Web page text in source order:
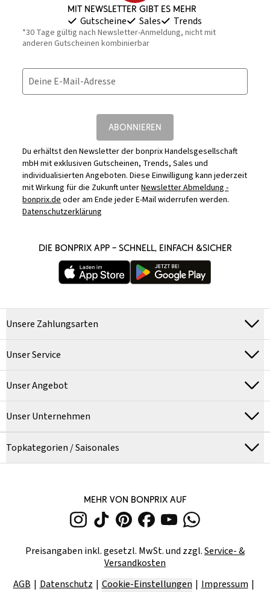
Mit Newsletter gibt es mehr
Gutscheine Sales Trends
*30 Tage gültig nach Newsletter-Anmeldung, nicht mit
anderen Gutscheinen kombinierbar
Deine E-Mail-Adresse
ABONNIEREN
Du erhältst den Newsletter der bonprix Handelsgesellschaft
mbH mit exklusiven Gutscheinen, Trends, Sales und
individualisierten Angeboten. Diese Einwilligung kann jederzeit
mit Wirkung für die Zukunft unterNewsletter Abmeldung -
bonprix.deoder am Ende jeder E-Mail widerrufen werden.
Datenschutzerklärung
DIE BONPRIX APP – SCHNELL, EINFACH &SICHER
Unsere Zahlungsarten
Unser Service
Unser Angebot
Unser Unternehmen
Topkategorien / Saisonales
MEHR VON BONPRIX AUF
Preisangaben inkl. gesetzl. MwSt. und zzgl.Service- &
Versandkosten
AGB
Datenschutz Cookie-Einstellungen Impressum